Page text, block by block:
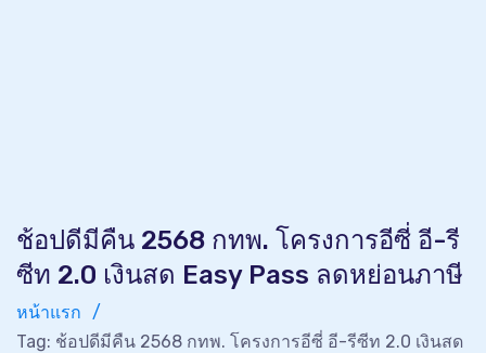
ช้อปดีมีคืน 2568 กทพ. โครงการอีซี่ อี-รี
ซีท 2.0 เงินสด Easy Pass ลดหย่อนภาษี
หน้าแรก
Tag: ช้อปดีมีคืน 2568 กทพ. โครงการอีซี่ อี-รีซีท 2.0 เงินสด